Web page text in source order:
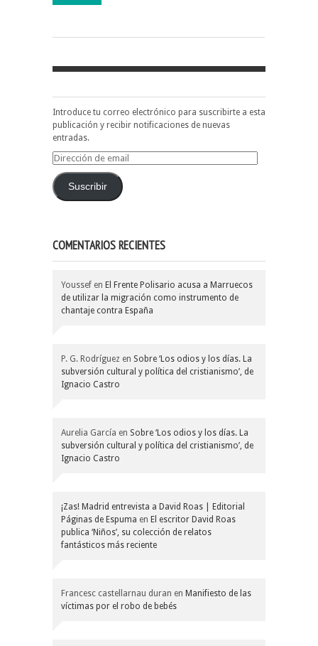
Introduce tu correo electrónico para suscribirte a esta
publicación y recibir notificaciones de nuevas
entradas.
Dirección
emailSuscribir
COMENTARIOS RECIENTES
Youssef en El Frente Polisario acusa a Marruecos
de utilizar la migración como instrumento de
chantaje contra España
P. G. Rodríguez en Sobre ‘Los odios y los días. La
subversión cultural y política del cristianismo’, de
Ignacio Castro
Aurelia García en Sobre ‘Los odios y los días. La
subversión cultural y política del cristianismo’, de
Ignacio Castro
¡Zas! Madrid entrevista a David Roas | Editorial
Páginas de Espuma en El escritor David Roas
publica ‘Niños’, su colección de relatos
fantásticos más reciente
Francesc castellarnau duran en Manifiesto de las
víctimas por el robo de bebés